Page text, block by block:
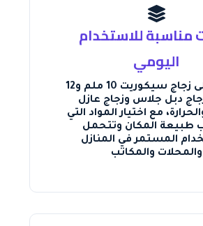
مناسبة للاستخدام
اليومي
نعتمد على زجاج سيكوريت 10 ملم و12
دبل جلاس وزجاج عازل
مع اختيار المواد التي
طبيعة المكان وتتحمل
المستمر في المنازل
والمحلات والمكاتب